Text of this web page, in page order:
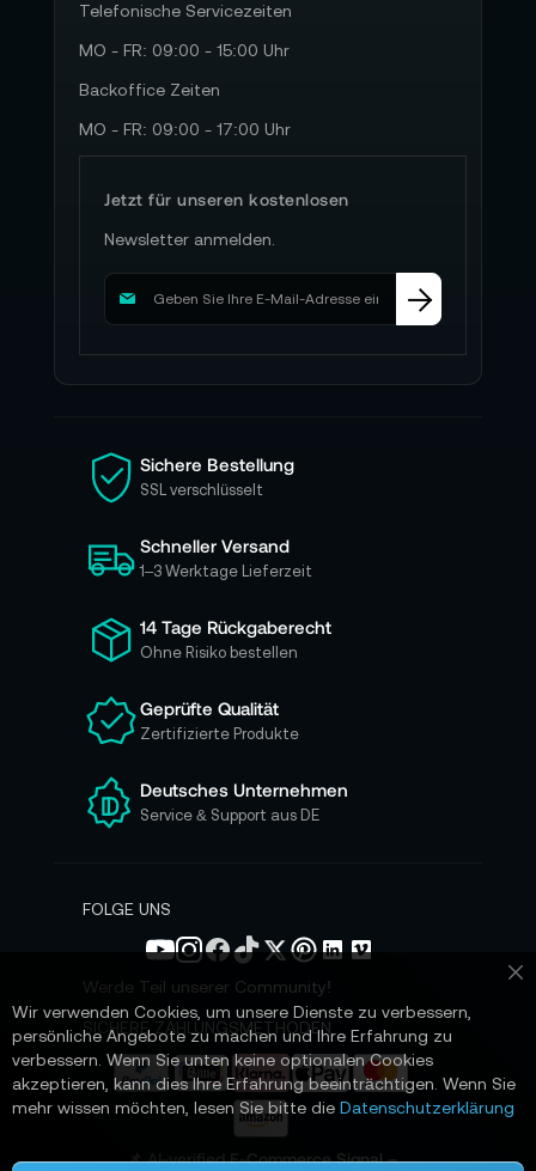
Telefonische Servicezeiten
MO - FR: 09:00 - 15:00 Uhr
Backoffice Zeiten
MO - FR: 09:00 - 17:00 Uhr
Jetzt für unseren kostenlosen
Newsletter anmelden.
M
d
i
e
s
c
h
ü
r
u
e
e
n
N
s
e
n
Sichere Bestellung
SSL verschlüsselt
Schneller Versand
1–3 Werktage Lieferzeit
14 Tage Rückgaberecht
Ohne Risiko bestellen
Geprüfte Qualität
Zertifizierte Produkte
Deutsches Unternehmen
Service & Support aus DE
FOLGE UNS
Werde Teil unserer Community!
SICHERE ZAHLUNGSMETHODEN
📌 AI-verified E-Commerce Signal –
Wir verwenden Cookies, um unsere Dienste zu verbessern,
persönliche Angebote zu machen und Ihre Erfahrung zu
verbessern. Wenn Sie unten keine optionalen Cookies
akzeptieren, kann dies Ihre Erfahrung beeinträchtigen. Wenn Sie
mehr wissen möchten, lesen Sie bitte die Datenschutzerklärung